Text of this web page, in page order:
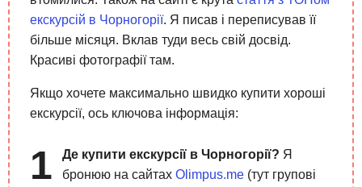
екскурсій в Чорногорії. Я писав і переписував її
більше місяця. Вклав туди весь свій досвід.
Красиві фотографії там.
Якщо хочете максимально швидко купити хороші
екскурсії, ось ключова інформація:
Де купити екскурсії в Чорногорії? Я
бронюю на сайтах Olimpus.me (тут групові